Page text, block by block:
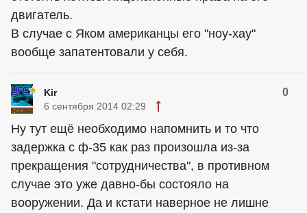
двигатель.
В случае с Яком американцы его "ноу-хау"
вообще запатентовали у себя.
Kir 0
6 сентября 2014 02:29
Ну тут ещё необходимо напомнить и то что
задержка с ф-35 как раз произошла из-за
прекращения "сотрудничества", в противном
случае это уже давно-бы состояло на
вооружении. Да и кстати наверное не лишне